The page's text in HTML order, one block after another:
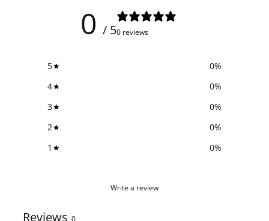
0 / 50 reviews
5 0%
4
0%
3
0%
2
0%
1
0%
Write a review
Reviews 0